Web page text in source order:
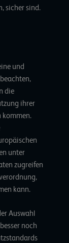
sicher sind.
und
die
ihrer
kommen.
unter
zugreifen
kann.
Auswahl
noch